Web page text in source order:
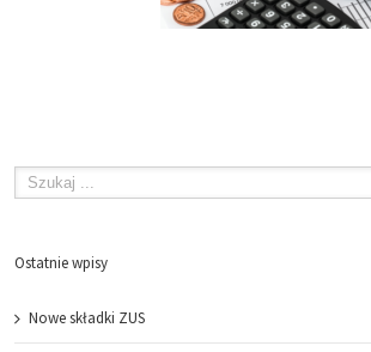
Ostatnie wpisy
Nowe składki ZUS